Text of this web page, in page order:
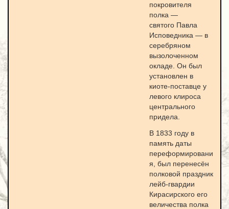
покровителя
полка —
святого Павла
Исповедника — в
серебряном
вызолоченном
окладе. Он был
установлен в
киоте-поставце у
левого клироса
центрального
придела.
В 1833 году в
память даты
переформировани
я, был перенесён
полковой праздник
лейб-гвардии
Кирасирского его
величества полка